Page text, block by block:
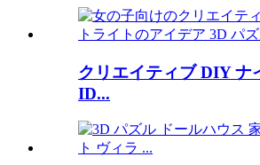
クリエイティブ DIY ナ
ID...